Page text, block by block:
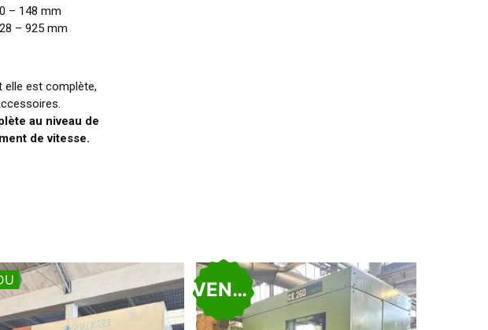
0 – 148 mm
– 925 mm
elle est complète,
au niveau de
de vitesse.
VENDU